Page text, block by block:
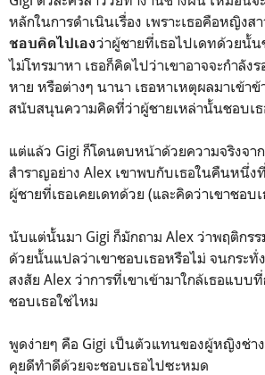
หลักในการดำเนินเรื่อง เพราะเธอคือหญิง
ชอบคิดไปเองว่าผู้ชายที่เธอไปเดทด้วยนั้น
ไม่โทรมาหา เธอก็คิดไปว่าเขาอาจจะกำลัง
หาย หรือต่างๆ นานา เธอหาเหตุผลมาเข้าข้
สนับสนุนความคิดที่ว่าผู้ชายเหล่านั้นชอบเธ
แต่แล้ว Gigi ก็โดนตบหน้าด้วยความจริงจา
สำราญอย่าง Alex เขาพบกับเธอในคืนหนึ่ง
ผู้ชายที่เธอเคยเดทด้วย (และคิดว่าเขาชอบ
นับแต่นั้นมา Gigi ก็มักถาม Alex ว่าพฤติกร
ด้วยนั้นแปลว่าเขาชอบเธอหรือไม่ จนกระทั่
สงสัย Alex ว่าการที่เขาเข้ามาใกล้เธอแบบ
ชอบเธอใช่ไหม
พูดง่ายๆ คือ Gigi เป็นตัวแทนของผู้หญิงช่า
คุยดีทำดีด้วยจะชอบเธอไปซะหมด